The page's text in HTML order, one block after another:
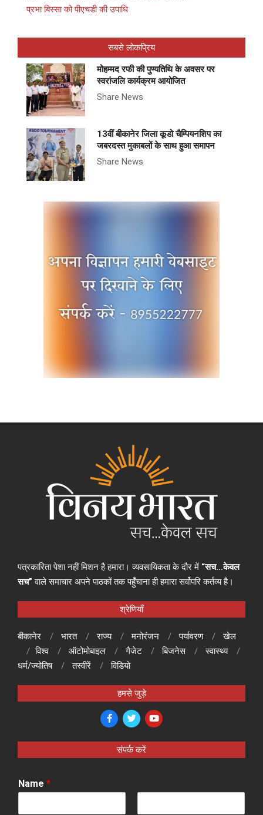
प्रभा बिस्सा को पीएचडी की उपाधि
सबसे लोकप्रिय
मोहम्मद रफी की पुण्यतिथि के अवसर पर
स्वरांजलि कार्यक्रम आयोजित
Share News
13वीं बीकानेर जिला कूडो चैम्पियनशिप का
जबरदस्त मुकाबलों के साथ हुआ समापन
Share News
पत्रकारिता पेशा नहीं मिशन है हमारा। व्यवसायिकता के दौर में “सच…केवल
सच” वाले समाचार अपने पाठकों तक पहुँचाना ही हमारा सर्वोपरि कर्तव्य है।
श्रेणियाँ
बीकानेर भारत राज्य मनोरंजन पर्यावरण
खेल
विश्व
ऑटोमोबाइल गैजेट बिजनेस
स्वास्थ्य
धर्म/ज्योतिष
तस्वीरें विडियो
हमसे जुड़े
संपर्क करें
Name *